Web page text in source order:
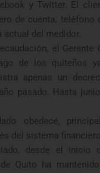
y Twitter. El
de cuenta, teléfono
del medidor.
el Gerente
de los quiteños
apenas un
pasado. Hasta
obedece,
del sistema
desde el inicio
Quito ha